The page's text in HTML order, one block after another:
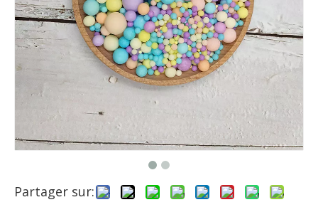
Partager sur: